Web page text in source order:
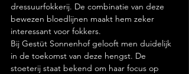
dressuurfokkerij. De combinatie van deze
bewezen bloedlijnen maakt hem zeker
interessant voor fokkers.
Bij Gestüt Sonnenhof gelooft men duidelijk
in de toekomst van deze hengst. De
stoeterij staat bekend om haar focus op